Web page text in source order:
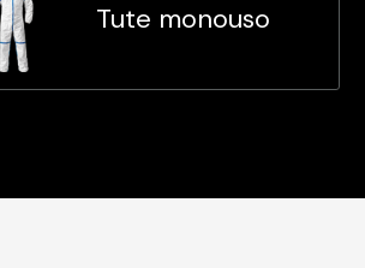
Tute monouso